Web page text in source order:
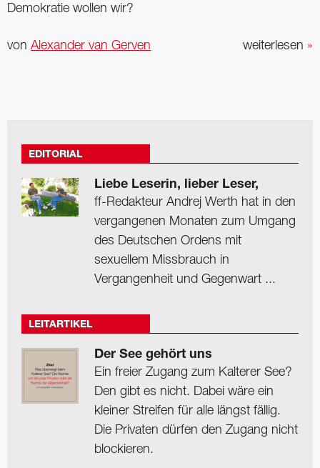
Demokratie wollen wir?
weiterlesen »
von Alexander van Gerven
EDITORIAL
Liebe Leserin, lieber Leser,
ff-Redakteur Andrej Werth hat in den
vergangenen Monaten zum Umgang
des Deutschen Ordens mit
sexuellem Missbrauch in
Vergangenheit und Gegenwart ...
LEITARTIKEL
Der See gehört uns
Ein freier Zugang zum Kalterer See?
Den gibt es nicht. Dabei wäre ein
kleiner Streifen für alle längst fällig.
Die Privaten dürfen den Zugang nicht
blockieren.